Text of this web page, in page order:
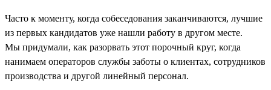
Часто к моменту, когда собеседования заканчиваются, лучшие
из первых кандидатов уже нашли работу в другом месте.
Мы придумали, как разорвать этот порочный круг, когда
нанимаем операторов службы заботы о клиентах, сотрудников
производства и другой линейный персонал.